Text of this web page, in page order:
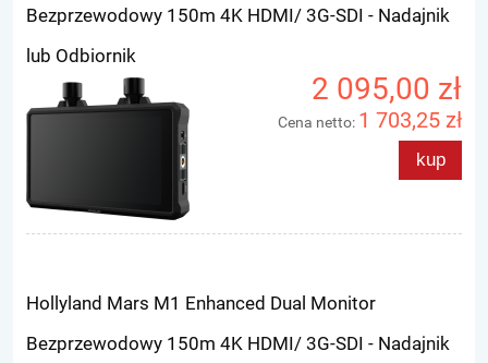
Bezprzewodowy 150m 4K HDMI/ 3G-SDI - Nadajnik
lub Odbiornik
2 095,00 zł
Cena netto: 1 703,25 zł
kup
Hollyland Mars M1 Enhanced Dual Monitor
Bezprzewodowy 150m 4K HDMI/ 3G-SDI - Nadajnik